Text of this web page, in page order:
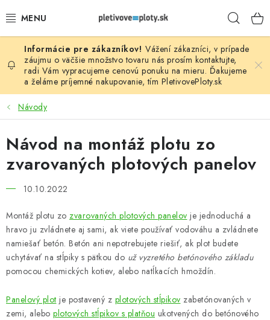
na
PLOTOVÉ PANELY
PLETIVO
STĹPIKY
PODHRABOVÉ DOSKY
BRÁNY A BRÁNKY
GABIÓNY (PLOTY, KOŠE)
PRÍSLUŠENSTVO
VYVÝŠENÉ ZÁHONY
KOMPOSTÉRY
Vážení zákazníci, v prípade
záujmu o väčšie množstvo tovaru nás prosím kontaktujte,
radi Vám vypracujeme cenovú ponuku na mieru. Ďakujeme
a želáme príjemné nakupovanie, tím PletivovePloty.sk
Návody
Návod na montáž plotu zo
zvarovaných plotových panelov
10.10.2022
Montáž plotu zo zvarovaných plotových panelov je jednoduchá a
hravo ju zvládnete aj sami, ak viete používať vodováhu a zvládnete
namiešať betón. Betón ani nepotrebujete riešiť, ak plot budete
uchytávať na stĺpiky s pätkou do už vyzretého betónového základu
pomocou chemických kotiev, alebo natĺkacích hmoždín.
Panelový plot je postavený z plotových stĺpikov zabetónovaných v
zemi, alebo plotových stĺpikov s platňou ukotvených do betónového